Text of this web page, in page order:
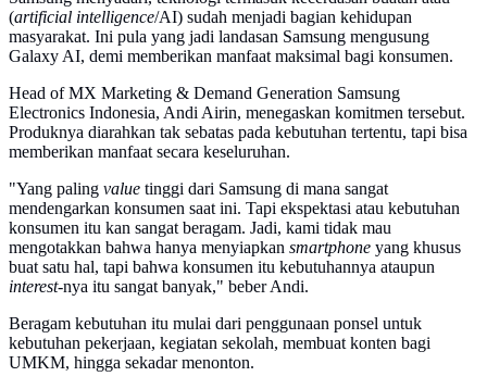
(artificial intelligence/AI) sudah menjadi bagian kehidupan
masyarakat. Ini pula yang jadi landasan Samsung mengusung
Galaxy AI, demi memberikan manfaat maksimal bagi konsumen.
Head of MX Marketing & Demand Generation Samsung
Electronics Indonesia, Andi Airin, menegaskan komitmen tersebut.
Produknya diarahkan tak sebatas pada kebutuhan tertentu, tapi bisa
memberikan manfaat secara keseluruhan.
"Yang paling value tinggi dari Samsung di mana sangat
mendengarkan konsumen saat ini. Tapi ekspektasi atau kebutuhan
konsumen itu kan sangat beragam. Jadi, kami tidak mau
mengotakkan bahwa hanya menyiapkan smartphone yang khusus
buat satu hal, tapi bahwa konsumen itu kebutuhannya ataupun
interest-nya itu sangat banyak," beber Andi.
Beragam kebutuhan itu mulai dari penggunaan ponsel untuk
kebutuhan pekerjaan, kegiatan sekolah, membuat konten bagi
UMKM, hingga sekadar menonton.